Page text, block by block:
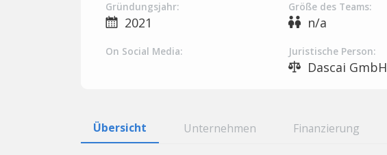
Gründungsjahr:
2021
Größe des Teams:
n/a
On Social Media: Juristische Person:
Dascai GmbH
Übersicht Unternehmen Finanzierung